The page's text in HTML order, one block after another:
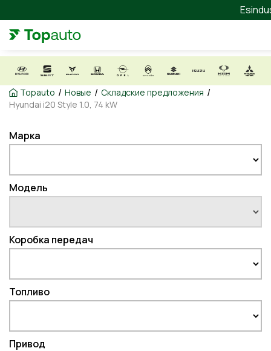
Topauto / Новые / Складские предложения /
Hyundai i20 Style 1.0, 74 kW
Марка
Модель
Коробка передач
Топливо
Привод